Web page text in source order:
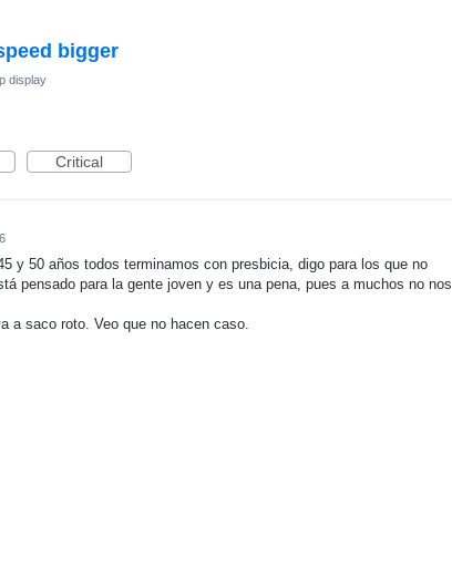
bigger
display
Critical
y 50 años todos terminamos con presbicia, digo para los que no
pensado para la gente joven y es una pena, pues a muchos no nos
a saco roto. Veo que no hacen caso.